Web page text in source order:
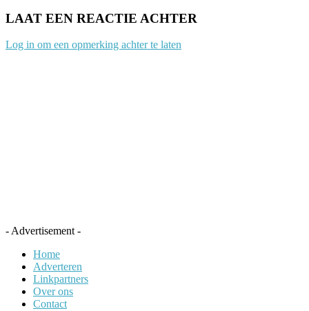
LAAT EEN REACTIE ACHTER
Log in om een opmerking achter te laten
- Advertisement -
Home
Adverteren
Linkpartners
Over ons
Contact